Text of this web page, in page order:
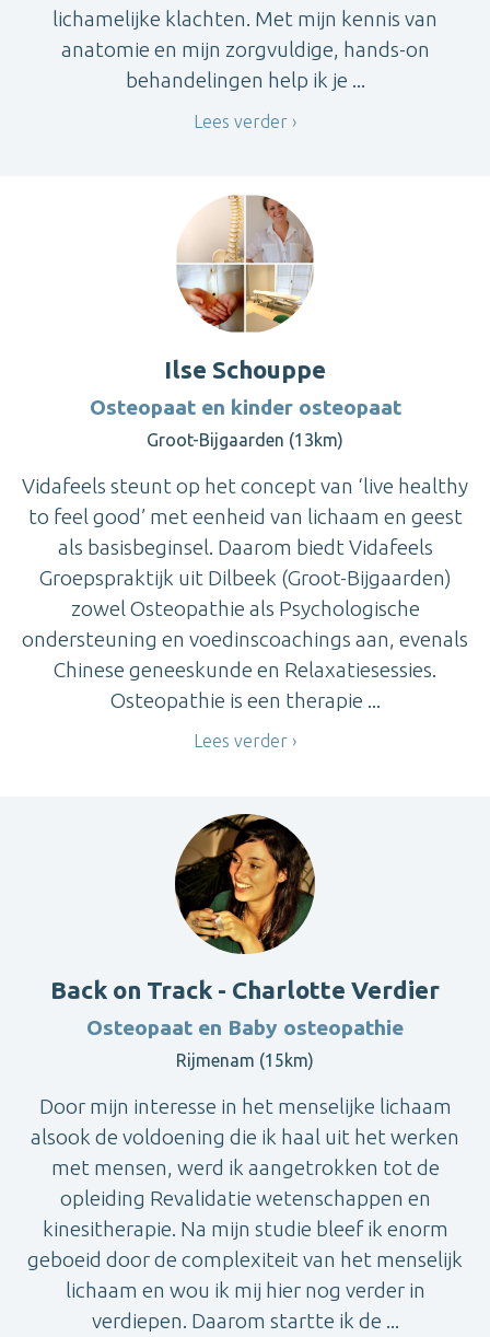
lichamelijke klachten. Met mijn kennis van
anatomie en mijn zorgvuldige, hands-on
behandelingen help ik je ...
Lees verder
Ilse Schouppe
Osteopaat en kinder osteopaat
Groot-Bijgaarden (13km)
Vidafeels steunt op het concept van ‘live healthy
to feel good’ met eenheid van lichaam en geest
als basisbeginsel. Daarom biedt Vidafeels
Groepspraktijk uit Dilbeek (Groot-Bijgaarden)
zowel Osteopathie als Psychologische
ondersteuning en voedinscoachings aan, evenals
Chinese geneeskunde en Relaxatiesessies.
Osteopathie is een therapie ...
Lees verder
Back on Track - Charlotte Verdier
Osteopaat en Baby osteopathie
Rijmenam (15km)
Door mijn interesse in het menselijke lichaam
alsook de voldoening die ik haal uit het werken
met mensen, werd ik aangetrokken tot de
opleiding Revalidatie wetenschappen en
kinesitherapie. Na mijn studie bleef ik enorm
geboeid door de complexiteit van het menselijk
lichaam en wou ik mij hier nog verder in
verdiepen. Daarom startte ik de ...